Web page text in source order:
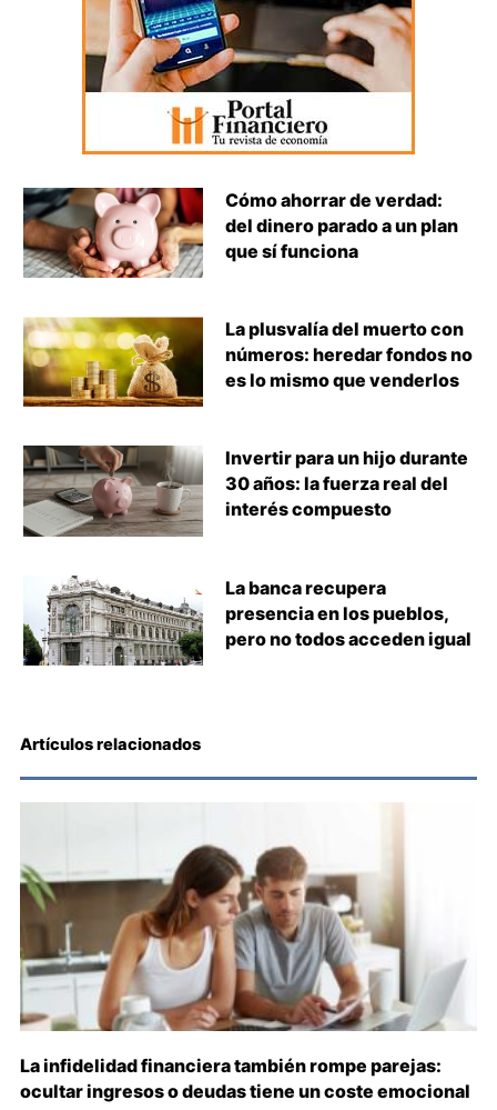
Cómo ahorrar de verdad:
del dinero parado a un plan
que sí funciona
La plusvalía del muerto con
números: heredar fondos no
es lo mismo que venderlos
Invertir para un hijo durante
30 años: la fuerza real del
interés compuesto
La banca recupera
presencia en los pueblos,
pero no todos acceden igual
Artículos relacionados
La infidelidad financiera también rompe parejas:
ocultar ingresos o deudas tiene un coste emocional